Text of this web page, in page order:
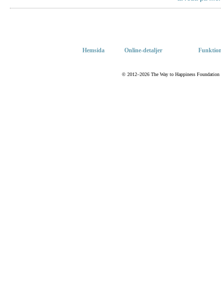
Hemsida Online-detaljer
© 2012–2026 The Way to Happiness